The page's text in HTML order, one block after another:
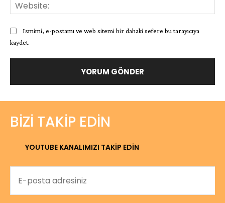
Ismimi, e-postamı ve web sitemi bir dahaki sefere bu tarayıcıya
kaydet.
BIZI TAKIP EDIN
YOUTUBE KANALIMIZI TAKİP EDİN